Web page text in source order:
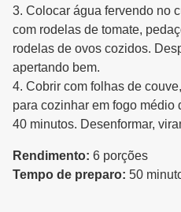
3. Colocar água fervendo no
com rodelas de tomate,
rodelas de ovos cozidos.
apertando bem.
4. Cobrir com folhas de
para cozinhar em fogo médio
40 minutos. Desenformar,
Rendimento: 6 porções
Tempo de preparo: 50